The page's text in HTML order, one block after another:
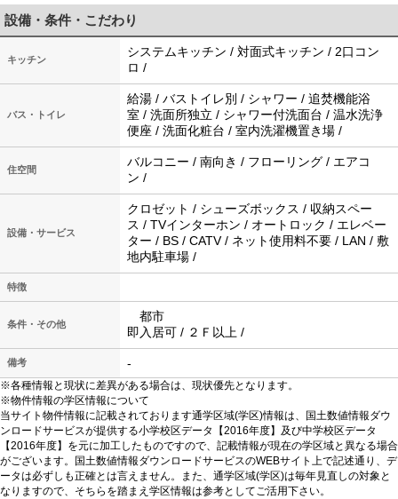
設備・条件・こだわり
キッチン
システムキッチン / 対面式キッチン / 2口コン
ロ /
バス・トイレ
給湯 / バストイレ別 / シャワー / 追焚機能浴
室 / 洗面所独立 / シャワー付洗面台 / 温水洗浄
便座 / 洗面化粧台 / 室内洗濯機置き場 /
住空間
バルコニー / 南向き / フローリング / エアコ
ン /
設備・サービス
クロゼット / シューズボックス / 収納スペー
ス / TVインターホン / オートロック / エレベー
ター / BS / CATV / ネット使用料不要 / LAN / 敷
地内駐車場 /
特徴
条件・その他
都市
即入居可 / ２Ｆ以上 /
備考 -
※各種情報と現状に差異がある場合は、現状優先となります。
※物件情報の学区情報について
当サイト物件情報に記載されております通学区域(学区)情報は、国土数値情報ダウ
ンロードサービスが提供する小学校区データ【2016年度】及び中学校区データ
【2016年度】を元に加工したものですので、記載情報が現在の学区域と異なる場合
がございます。国土数値情報ダウンロードサービスのWEBサイト上で記述通り、デ
ータは必ずしも正確とは言えません。また、通学区域(学区)は毎年見直しの対象と
なりますので、そちらを踏まえ学区情報は参考としてご活用下さい。